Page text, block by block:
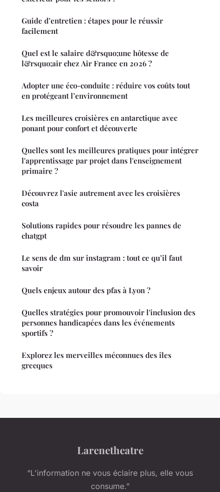
Guide d’entretien : étapes pour le réussir
facilement
Quel est le salaire d&rsquo;une hôtesse de
l&rsquo;air chez Air France en 2026 ?
Adopter une éco-conduite : réduire vos coûts tout
en protégeant l’environnement
Les meilleures croisières en antarctique avec
ponant pour confort et découverte
Quelles sont les meilleures pratiques pour intégrer
l'apprentissage par projet dans l'enseignement
primaire ?
Découvrez l'asie autrement avec les croisières
costa
Solutions rapides pour résoudre les pannes de
chatgpt
Le sens de dm sur instagram : tout ce qu’il faut
savoir
Quels enjeux autour des pfas à Lyon ?
Quelles stratégies pour promouvoir l'inclusion des
personnes handicapées dans les événements
sportifs ?
Explorez les merveilles méconnues des îles
grecques
Larenetheatre
“L'information ne vous éclaire plus, elle vous
consume.”